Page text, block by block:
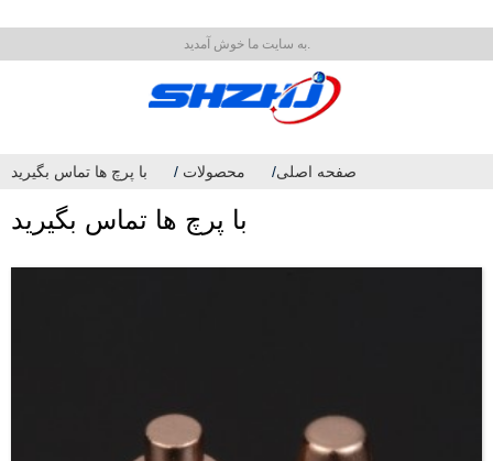
به سایت ما خوش آمدید.
صفحه اصلی محصولات با پرچ ها تماس بگیرید
با پرچ ها تماس بگیرید